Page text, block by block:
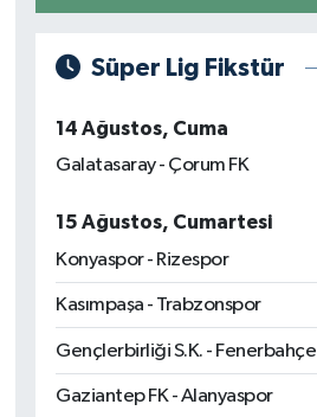
Süper Lig Fikstür
14 Ağustos, Cuma
Galatasaray - Çorum FK
15 Ağustos, Cumartesi
Konyaspor - Rizespor
Kasımpaşa - Trabzonspor
Gençlerbirliği S.K. - Fenerbahçe
Gaziantep FK - Alanyaspor